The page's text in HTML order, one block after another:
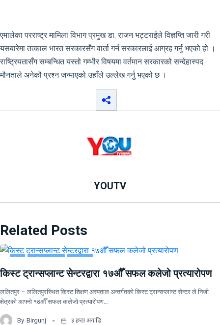
एमालेका परराष्ट्र मामिला विभाग प्रमुख डा. राजन भट्टराईले विज्ञप्ति जारी गरी
यसबारेमा तत्काल भारत सरकारसँग वार्ता गर्न सरकारलाई आग्रह गर्नु भएको हो ।
राष्ट्रियतासँग सम्बन्धित यस्तो गम्भीर विषयमा वर्तमान सरकारको सन्देहास्पद
मौनताले अनेकौ प्रश्न जन्माएको उहाँले उल्लेख गर्नु भएको छ ।
YOUTV
Related Posts
किस्ट ट्रान्सप्लान्ट सेन्टरद्वारा १७औँ सफल कलेजो प्रत्यारोपण
ललितपुर – ललितपुरस्थित किस्ट शिक्षण अस्पताल अन्तर्गतको किस्ट ट्रान्सप्लान्ट सेन्टर ले निजी
क्षेत्रको आफ्नो १७औँ सफल कलेजो प्रत्यारोपण…
By Birgunj ३ हप्ता अगाडि